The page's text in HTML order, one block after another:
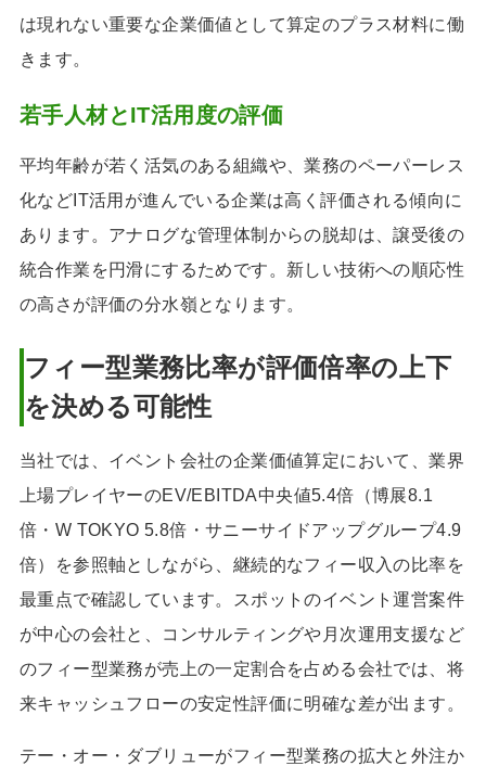
は現れない重要な企業価値として算定のプラス材料に働
きます。
若手人材とIT活用度の評価
平均年齢が若く活気のある組織や、業務のペーパーレス
化などIT活用が進んでいる企業は高く評価される傾向に
あります。アナログな管理体制からの脱却は、譲受後の
統合作業を円滑にするためです。新しい技術への順応性
の高さが評価の分水嶺となります。
フィー型業務比率が評価倍率の上下
を決める可能性
当社では、イベント会社の企業価値算定において、業界
上場プレイヤーのEV/EBITDA中央値5.4倍（博展8.1
倍・W TOKYO 5.8倍・サニーサイドアップグループ4.9
倍）を参照軸としながら、継続的なフィー収入の比率を
最重点で確認しています。スポットのイベント運営案件
が中心の会社と、コンサルティングや月次運用支援など
のフィー型業務が売上の一定割合を占める会社では、将
来キャッシュフローの安定性評価に明確な差が出ます。
テー・オー・ダブリューがフィー型業務の拡大と外注か